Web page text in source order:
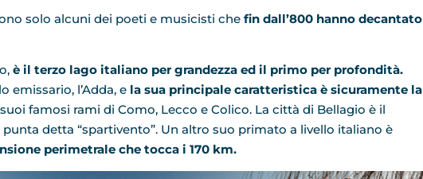
solo alcuni dei poeti e musicisti che fin dall’800 hanno decantato
è il terzo lago italiano per grandezza ed il primo per profondità.
emissario, l’Adda, e la sua principale caratteristica è sicuramente la
famosi rami di Como, Lecco e Colico. La città di Bellagio è il
detta “spartivento”. Un altro suo primato a livello italiano è
perimetrale che tocca i 170 km.